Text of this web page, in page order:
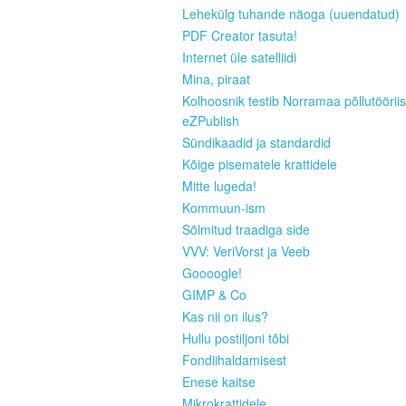
Lehekülg tuhande näoga (uuendatud)
PDF Creator tasuta!
Internet üle satelliidi
Mina, piraat
Kolhoosnik testib Norramaa
eZPublish
Sündikaadid ja standardid
Kõige pisematele krattidele
Mitte lugeda!
Kommuun-ism
Sõlmitud traadiga side
VVV: VeriVorst ja Veeb
Goooogle!
GIMP & Co
Kas nii on ilus?
Hullu postiljoni tõbi
Fondiihaldamisest
Enese kaitse